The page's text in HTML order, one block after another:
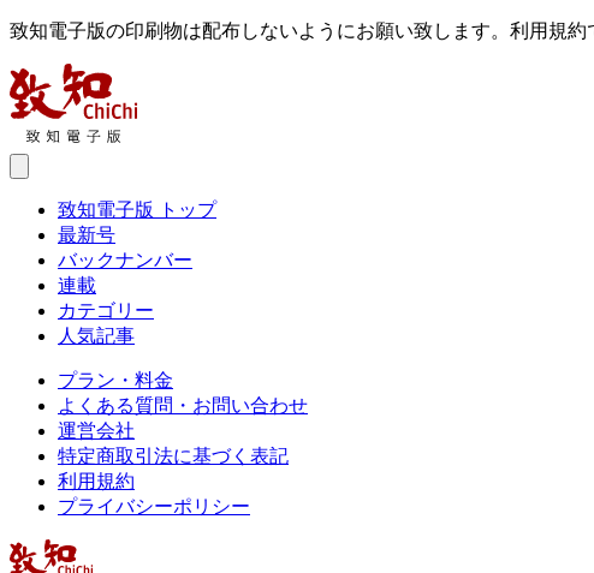
致知電子版の印刷物は配布しないようにお願い致します。利用規約
致知電子版 トップ
最新号
バックナンバー
連載
カテゴリー
人気記事
プラン・料金
よくある質問・お問い合わせ
運営会社
特定商取引法に基づく表記
利用規約
プライバシーポリシー